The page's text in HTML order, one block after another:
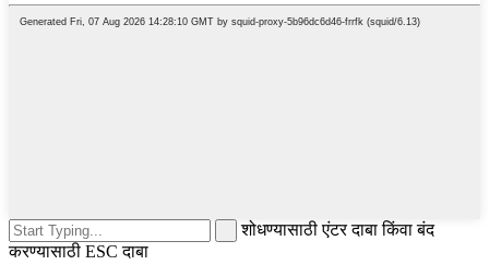
शोधण्यासाठी एंटर दाबा किंवा बंद
करण्यासाठी ESC दाबा